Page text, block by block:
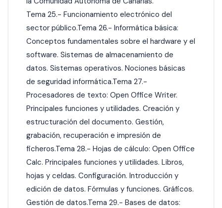
Tema 25.- Funcionamiento electrónico del
sector público.Tema 26.- Informática básica:
Conceptos fundamentales sobre el hardware y el
software. Sistemas de almacenamiento de
datos. Sistemas operativos. Nociones básicas
de seguridad informática.Tema 27.-
Procesadores de texto: Open Office Writer.
Principales funciones y utilidades. Creación y
estructuración del documento. Gestión,
grabación, recuperación e impresión de
ficheros.Tema 28.- Hojas de cálculo: Open Office
Calc. Principales funciones y utilidades. Libros,
hojas y celdas. Configuración. Introducción y
edición de datos. Fórmulas y funciones. Gráficos.
Gestión de datos.Tema 29.- Bases de datos: